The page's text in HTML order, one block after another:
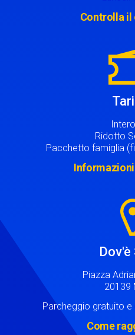
Controlla il
Intero
Ridotto
Pacchetto famiglia
Dov'è
Piazza
20139
Parcheggio gratuito
Come